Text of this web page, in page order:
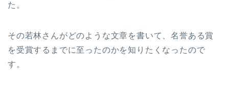
た。
その若林さんがどのような文章を書いて、名誉ある賞
を受賞するまでに至ったのかを知りたくなったので
す。